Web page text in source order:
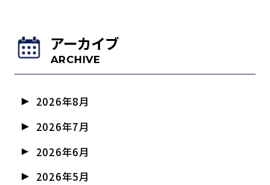
アーカイブ
ARCHIVE
2026年8月
2026年7月
2026年6月
2026年5月